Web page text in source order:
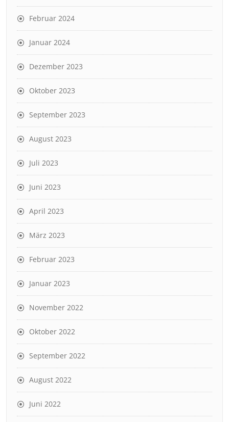
Februar 2024
Januar 2024
Dezember 2023
Oktober 2023
September 2023
August 2023
Juli 2023
Juni 2023
April 2023
März 2023
Februar 2023
Januar 2023
November 2022
Oktober 2022
September 2022
August 2022
Juni 2022